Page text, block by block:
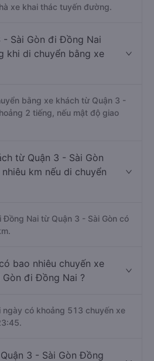
xe khai thác tuyến đường.
- Sài Gòn đi Đồng Nai
khi di chuyển bằng xe
bằng xe khách từ Quận 3 -
2 tiếng, nếu mật độ giao
từ Quận 3 - Sài Gòn
km nếu di chuyển
Nai từ Quận 3 - Sài Gòn có
bao nhiêu chuyến xe
Gòn đi Đồng Nai ?
ngày có khoảng 513 chuyến xe
3 - Sài Gòn Đồng